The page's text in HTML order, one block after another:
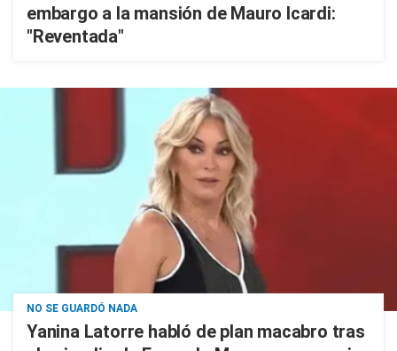
embargo a la mansión de Mauro Icardi:
"Reventada"
NO SE GUARDÓ NADA
Yanina Latorre habló de plan macabro tras